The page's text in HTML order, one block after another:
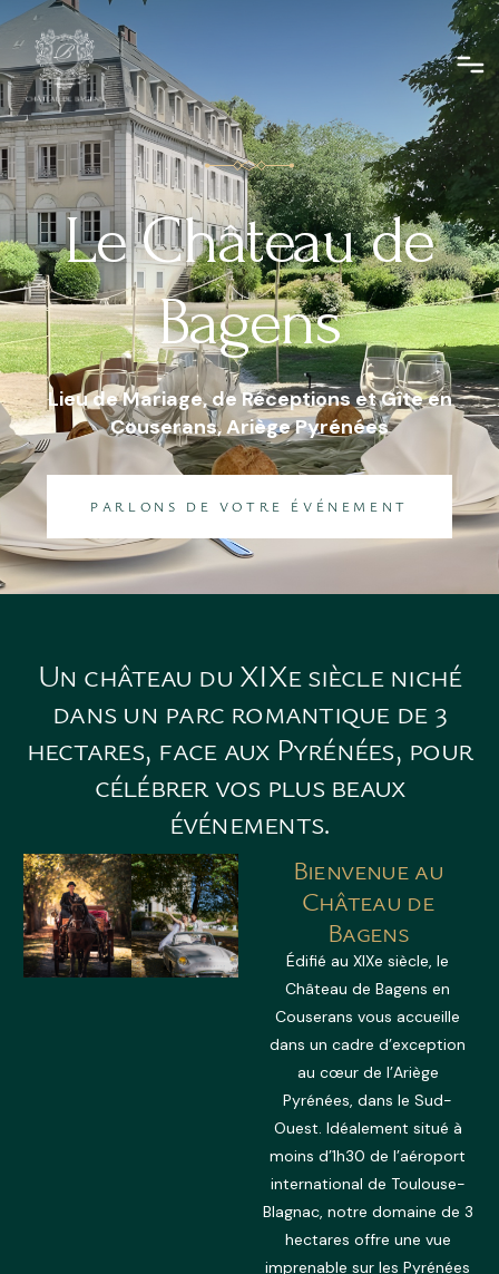
Le Château de
Bagens
Lieu de Mariage, de Réceptions et Gîte en
Couserans, Ariège Pyrénées
PARLONS DE VOTRE ÉVÉNEMENT
Un château du XIXesiècle niché
dans un parc romantique de3
hectares, face aux Pyrénées, pour
célébrervos plus beaux
événements.
Bienvenue au
Château de
Bagens
Édifié au XIXe siècle, le
Château de Bagens en
Couserans vous accueille
dans un cadre d’exception
au cœur de l’Ariège
Pyrénées, dans le Sud-
Ouest. Idéalement situé à
moins d’1h30 de l’aéroport
international de Toulouse-
Blagnac, notre domaine de 3
hectares offre une vue
imprenable sur les Pyrénées